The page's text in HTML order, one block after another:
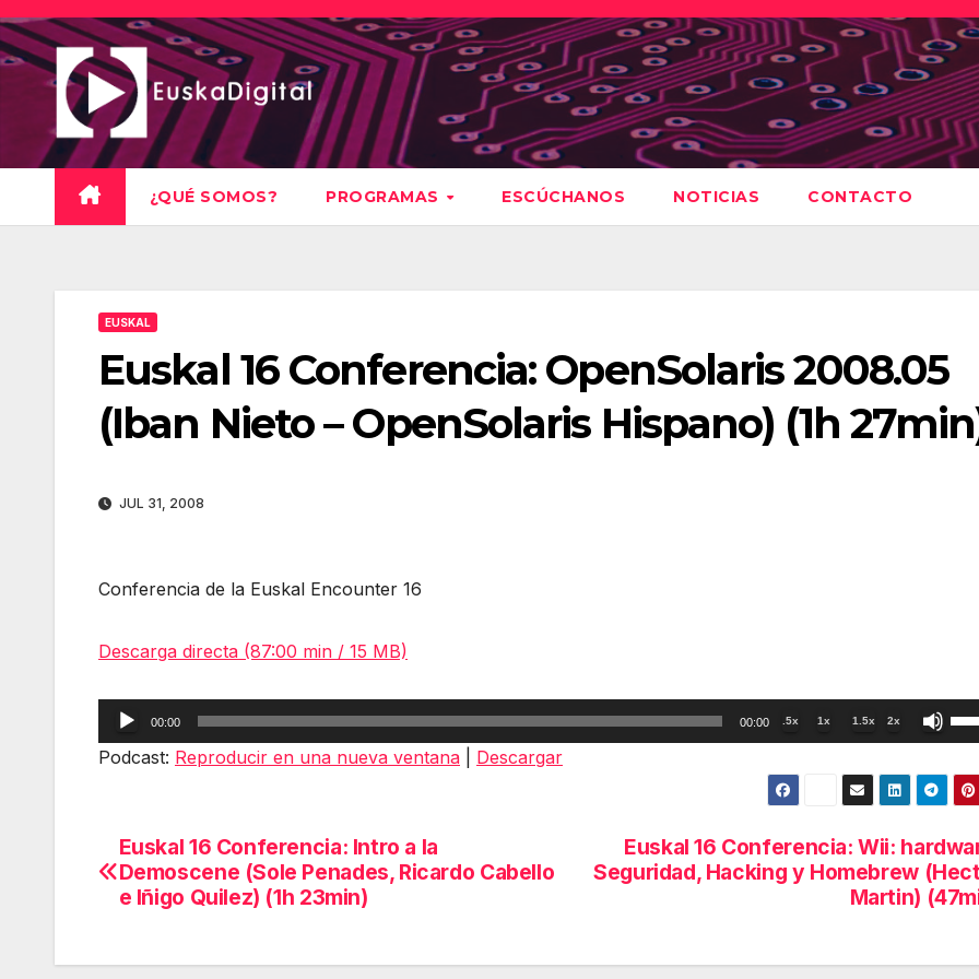
Saltar
al
contenido
¿QUÉ SOMOS? PROGRAMAS ESCÚCHANOS NOTICIAS CONTACTO
EUSKAL
Euskal 16 Conferencia: OpenSolaris 2008.05
(Iban Nieto – OpenSolaris Hispano) (1h
JUL 31, 2008
Conferencia de la Euskal Encounter 16
Descarga directa (87:00 min / 15 MB)
Reproductor
de
00:00 00:00 .5x 1x 1.5x 2x
las
de
Podcast: Reproducir en una nueva ventana Descargar
Navegación
de
Euskal 16 Conferencia: Wii:
Seguridad, Hacking y Homebrew
Martin)
Euskal 16 Conferencia: Intro a la
Demoscene (Sole Penades, Ricardo Cabello
e Iñigo Quilez) (1h 23min)